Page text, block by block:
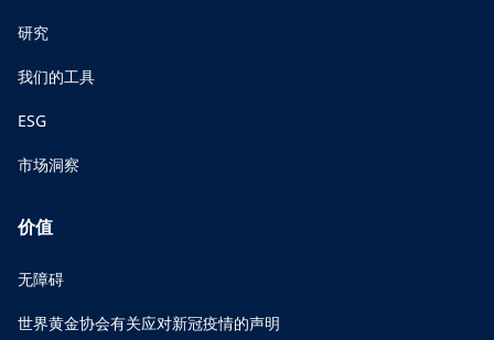
研究
我们的工具
ESG
市场洞察
价值
无障碍
世界黄金协会有关应对新冠疫情的声明